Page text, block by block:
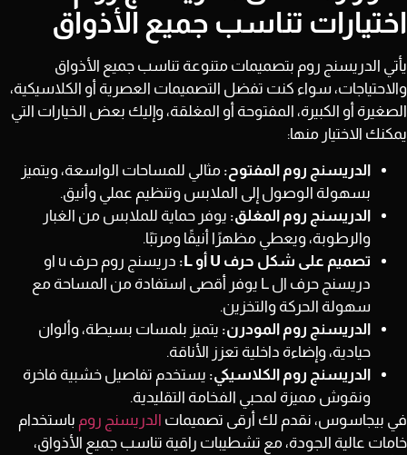
اختيارات تناسب جميع الأذواق
يأتي الدريسنج روم بتصميمات متنوعة تناسب جميع الأذواق
والاحتياجات، سواء كنت تفضل التصميمات العصرية أو الكلاسيكية،
الصغيرة أو الكبيرة، المفتوحة أو المغلقة، وإليك بعض الخيارات التي
يمكنك الاختيار منها:
الدريسنج روم المفتوح: مثالي للمساحات الواسعة، ويتميز
بسهولة الوصول إلى الملابس وتنظيم عملي وأنيق.
الدريسنج روم المغلق: يوفر حماية للملابس من الغبار
والرطوبة، ويعطي مظهرًا أنيقًا ومرتبًا.
تصميم على شكل حرف U أو L:
دريسنج روم حرف u او
دريسنج حرف ال L يوفر أقصى استفادة من المساحة مع
سهولة الحركة والتخزين.
الدريسنج روم المودرن: يتميز بلمسات بسيطة، وألوان
حيادية، وإضاءة داخلية تعزز الأناقة.
الدريسنج روم الكلاسيكي: يستخدم تفاصيل خشبية فاخرة
ونقوش مميزة لمحبي الفخامة التقليدية.
في بيجاسوس، نقدم لك أرقى تصميمات الدريسنج روم باستخدام
خامات عالية الجودة، مع تشطيبات راقية تناسب جميع الأذواق،